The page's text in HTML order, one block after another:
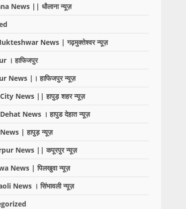
News || धौलाना न्यूज़
News | गढ़मुक्तेश्वर न्यूज़
। हाफिजपुर
News |। हाफिजपुर न्यूज़
News || हापुड़ शहर न्यूज़
News । हापुड देहात न्यूज़
| हापुड़ न्यूज़
News || कपूरपुर न्यूज़
News | पिलखुवा न्यूज़
News । सिंभावली न्यूज़